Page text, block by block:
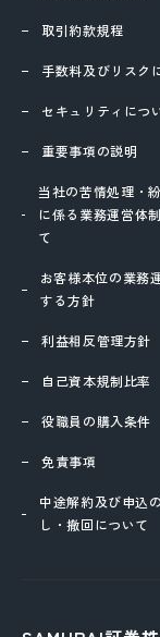
取引約款規程
手数料及びリスク
セキュリティにつ
重要事項の説明
当社の苦情処理・
に係る業務運営体
て
お客様本位の業務
する方針
利益相反管理方針
自己資本規制比率
役職員の購入条件
免責事項
中途解約及び申込
し・撤回について